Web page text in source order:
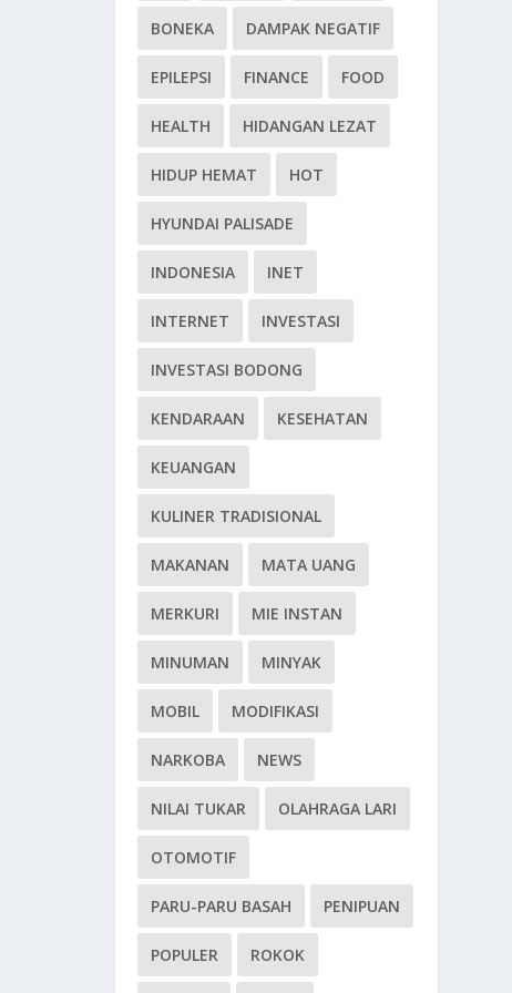
BONEKA DAMPAK NEGATIF
EPILEPSI FINANCE FOOD
HEALTH HIDANGAN LEZAT
HIDUP HEMAT HOT
HYUNDAI PALISADE
INDONESIA INET
INTERNET INVESTASI
INVESTASI BODONG
KENDARAAN KESEHATAN
KEUANGAN
KULINER TRADISIONAL
MAKANAN MATA UANG
MERKURI MIE INSTAN
MINUMAN MINYAK
MOBIL MODIFIKASI
NARKOBA NEWS
NILAI TUKAR OLAHRAGA LARI
OTOMOTIF
PARU-PARU BASAH PENIPUAN
POPULER ROKOK